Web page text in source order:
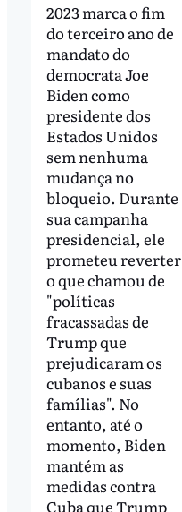
2023 marca o fim
do terceiro ano de
mandato do
democrata Joe
Biden como
presidente dos
Estados Unidos
sem nenhuma
mudança no
bloqueio. Durante
sua campanha
presidencial, ele
prometeu reverter
o que chamou de
"políticas
fracassadas de
Trump que
prejudicaram os
cubanos e suas
famílias". No
entanto, até o
momento, Biden
mantém as
medidas contra
Cuba que Trump